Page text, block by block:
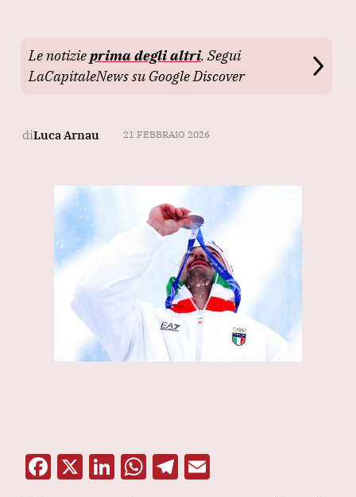
Le notizieprima degli altri. Segui
LaCapitaleNews su Google Discover
diLuca Arnau 21 FEBBRAIO 2026
F X Li W T